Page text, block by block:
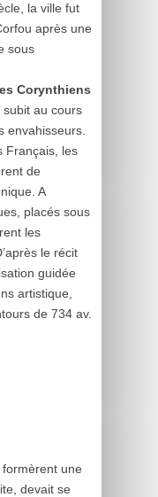
la ville fut
après une
sous
Corynthiens
au cours
envahisseurs.
Français, les
de
A
placés sous
les
le récit
guidée
artistique,
de 734 av.
une
devait se